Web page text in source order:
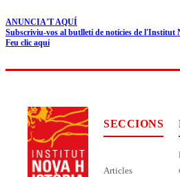
ANUNCIA'T AQUÍ
Subscriviu-vos al butlletí de notícies de l'Institut
Feu clic aquí
SECCIONS
Articles